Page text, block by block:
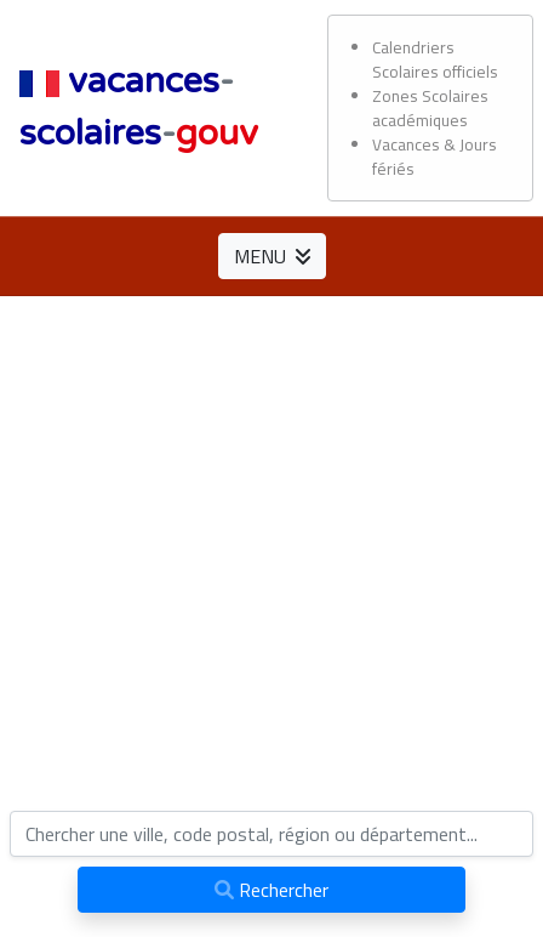
vacances-
scolaires-gouv
Calendriers
Scolaires officiels
Zones Scolaires
académiques
Vacances & Jours
fériés
MENU
Rechercher